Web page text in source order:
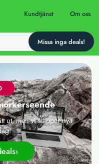
Kundtjänst Om oss
ut, men vi släpper nya